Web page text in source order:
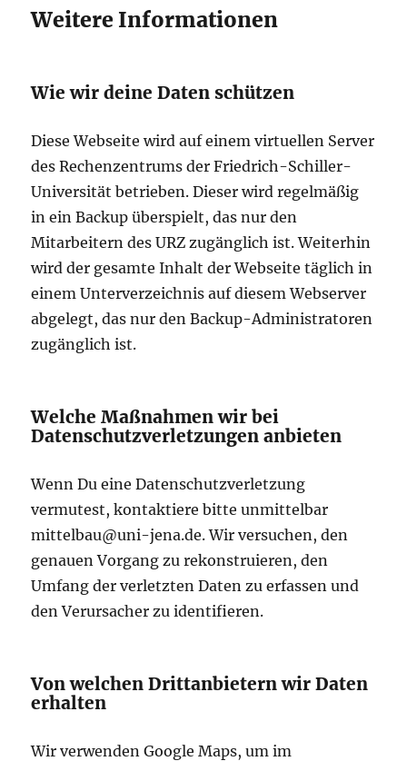
Weitere Informationen
Wie wir deine Daten schützen
Diese Webseite wird auf einem virtuellen Server
des Rechenzentrums der Friedrich-Schiller-
Universität betrieben. Dieser wird regelmäßig
in ein Backup überspielt, das nur den
Mitarbeitern des URZ zugänglich ist. Weiterhin
wird der gesamte Inhalt der Webseite täglich in
einem Unterverzeichnis auf diesem Webserver
abgelegt, das nur den Backup-Administratoren
zugänglich ist.
Welche Maßnahmen wir bei
Datenschutzverletzungen anbieten
Wenn Du eine Datenschutzverletzung
vermutest, kontaktiere bitte unmittelbar
mittelbau@uni-jena.de. Wir versuchen, den
genauen Vorgang zu rekonstruieren, den
Umfang der verletzten Daten zu erfassen und
den Verursacher zu identifieren.
Von welchen Drittanbietern wir Daten
erhalten
Wir verwenden Google Maps, um im